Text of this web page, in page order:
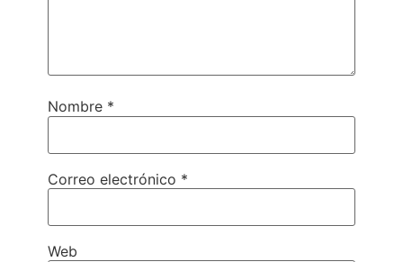
Nombre *
Correo electrónico *
Web